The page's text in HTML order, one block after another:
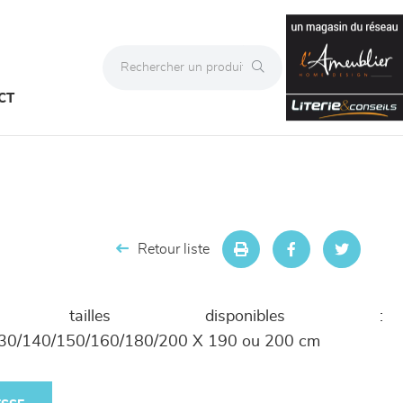
Retour liste
tailles disponibles :
140/150/160/180/200 X 190 ou 200 cm